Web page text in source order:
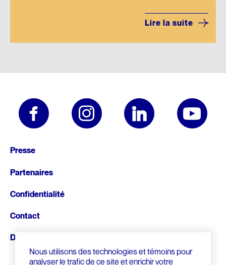
Nous utilisons des technologies et témoins pour
analyser le trafic de ce site et enrichir votre
Lire la suite
page
Presse
Partenaires
Confidentialité
Contact
Donnez